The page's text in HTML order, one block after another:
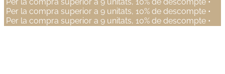
Per la compra superior a 9 unitats, 10% de descompte •
Per la compra superior a 9 unitats, 10% de descompte •